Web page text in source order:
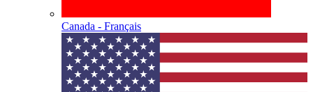
Canada - Français